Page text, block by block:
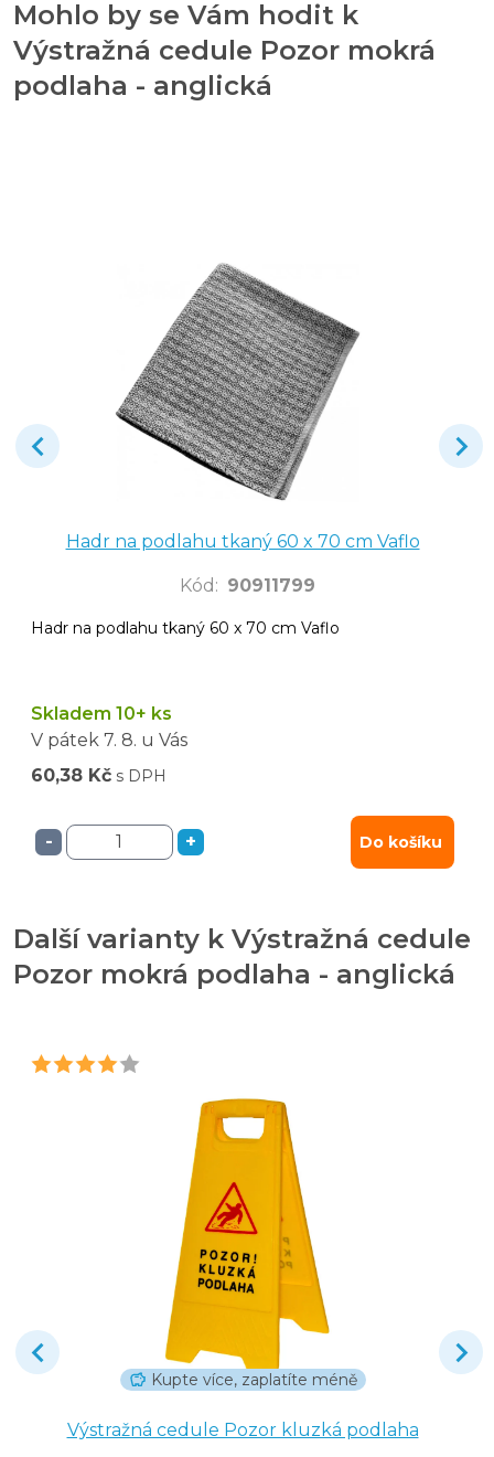
Mohlo by se Vám hodit k
Výstražná cedule Pozor mokrá
podlaha - anglická
Hadr na podlahu tkaný 60 x 70 cm Vaflo
Kód : 90911799
Hadr na podlahu tkaný 60 x 70 cm Vaflo
Skladem 10+ ks
V pátek 7. 8. u Vás
60,38 Kč s DPH
- + Do košíku
Další varianty k Výstražná cedule
Pozor mokrá podlaha - anglická
Kupte více, zaplatíte méně
Výstražná cedule Pozor kluzká podlaha